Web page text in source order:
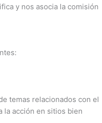
y nos asocia la comisión
temas relacionados con el
la acción en sitios bien